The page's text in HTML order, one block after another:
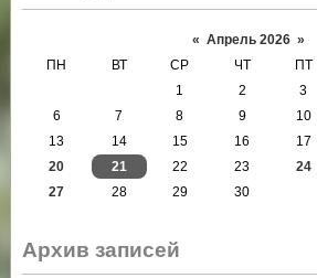
« Апрель 2026 »
ПН
ВТ СР ЧТ ПТ
1
2 3
6
7 8 9 10
13
14 15 16 17
20
21 22 23 24
27
28 29 30
Архив записей